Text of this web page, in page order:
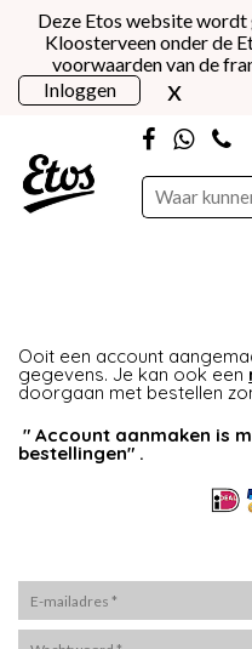
Deze Etos website
Kloosterveen onder de
voorwaarden van de
Inloggen
x
Ooit een account
gegevens. Je kan ook een
doorgaan met bestellen
" Account aanmaken is
bestellingen" .